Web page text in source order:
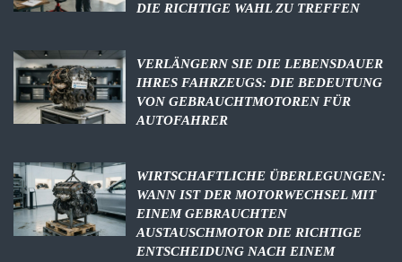
DIE RICHTIGE WAHL ZU TREFFEN
VERLÄNGERN SIE DIE LEBENSDAUER
IHRES FAHRZEUGS: DIE BEDEUTUNG
VON GEBRAUCHTMOTOREN FÜR
AUTOFAHRER
WIRTSCHAFTLICHE ÜBERLEGUNGEN:
WANN IST DER MOTORWECHSEL MIT
EINEM GEBRAUCHTEN
AUSTAUSCHMOTOR DIE RICHTIGE
ENTSCHEIDUNG NACH EINEM